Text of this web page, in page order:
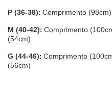
P (36-38): Comprimento
M (40-42): Comprimento
(54cm)
G (44-46): Comprimento
(56cm)